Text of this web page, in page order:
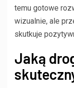
temu gotowe
wizualnie, ale
skutkuje
Jaką